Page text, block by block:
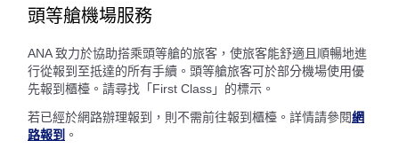
頭等艙機場服務
ANA 致力於協助搭乘頭等艙的旅客，使旅客能舒適且順暢地進
行從報到至抵達的所有手續。頭等艙旅客可於部分機場使用優
先報到櫃檯。請尋找「First Class」的標示。
若已經於網路辦理報到，則不需前往報到櫃檯。詳情請參閱網
路報到 。